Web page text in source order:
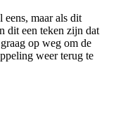
eens, maar als dit
dit een teken zijn dat
op weg om de
weer terug te